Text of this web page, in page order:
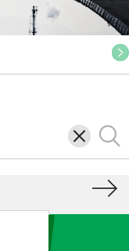
삭
제
검
색